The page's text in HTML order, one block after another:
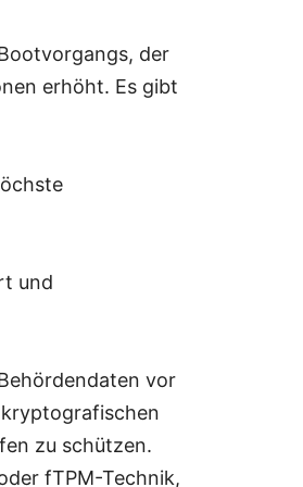
der
erhöht. Es gibt
und
vor
zu schützen.
fTPM-Technik,